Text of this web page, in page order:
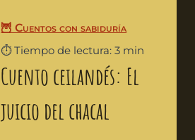
🦉 Cuentos con sabiduría
⏱️ Tiempo de lectura: 3 min
Cuento ceilandés: El
juicio del chacal